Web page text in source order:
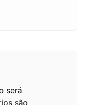
será
são